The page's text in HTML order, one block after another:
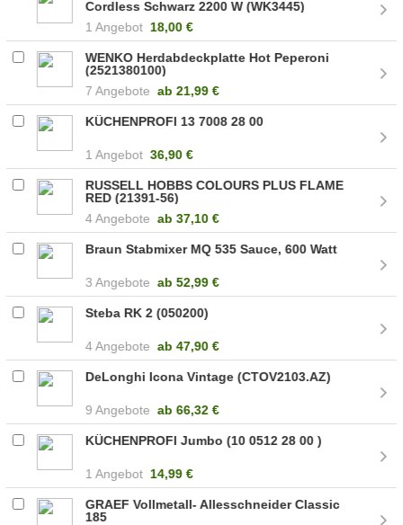
Cordless Schwarz 2200 W (WK3445)
1 Angebot 18,00 €
WENKO Herdabdeckplatte Hot Peperoni
(2521380100)
7 Angebote ab 21,99 €
KÜCHENPROFI 13 7008 28 00
1 Angebot 36,90 €
RUSSELL HOBBS COLOURS PLUS FLAME
RED (21391-56)
4 Angebote ab 37,10 €
Braun Stabmixer MQ 535 Sauce, 600 Watt
3 Angebote ab 52,99 €
Steba RK 2 (050200)
4 Angebote ab47,90 €
DeLonghi Icona Vintage (CTOV2103.AZ)
9 Angebote ab 66,32 €
KÜCHENPROFI Jumbo (10 0512 28 00 )
1 Angebot 14,99 €
GRAEF Vollmetall- Allesschneider Classic
185